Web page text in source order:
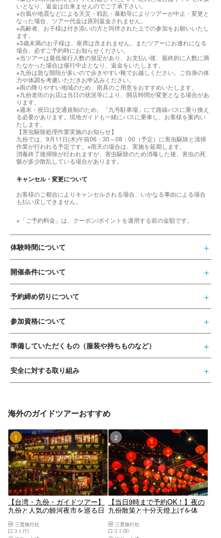
いとなり、返金は出来ませんのでご了承下さい。
※台風や地震などによる天災・戦乱・暴動等によりツアーが中止・変更と
なった場合、ツアー代金は原則返金されません。
※高齢者、お子様は付き添いの方と同伴された上での参加をお願いいたし
ます。
※3歳未満のお子様は、座席は含まれません。またツアーにお連れになる
場合、必ずご予約時にお知らせください。
※当ツアーは最低催行人数の規定があり、お支払い後、最終的に人数に満
たなかった場合は催行中止となり、返金をいたします。
※九份は急な階段が多いので歩きやすい靴でお越しください。ご自身の体
力や体調を考慮いただきお申込みください。
※雨の降りやすい地域のため、雨具のご用意をおすすめいたします。
※九份老街のお店は当日の状況等により、開店時間が変更となる場合があ
ります。
※週末・祝日は交通規制のため、「九号駐車場」にて路線バスに乗り換え
る必要があります。現地ガイドも一緒にバスに乗車し、お客様を案内い
たします。
【害虫駆除処理作業実施のお知らせ】
九份では、9月11日(木)午前06：30～08：00（予定）に害虫駆除と清掃
作業が行われる予定です。※雨天の場合は、実施を延期します。
消毒終了後掃除が行われますが、害虫駆除のため消毒した後、害虫の死
骸が多少散乱している場合があります。
キャンセル・変更について
お客様のご都合によりキャンセルされる場合、いかなる事由による場合
も払い戻しできません。
※「ご予約料金」は、クーポン/ポイントを適用する前の金額です。
体験時間について
開催条件について
予約締め切りについて
参加資格について
準備していただくもの（服装や持ちものなど）
安全に対する取り組み
海外のガイドツアーおすすめ
1位
【台湾・九份・ガイドツアー】
九份と人気の饒河夜市を巡る日
ン）三普旅行社
口コミ(1)
【当日9時まで予約OK！】夜の
九份散策と十分天燈上げを体
イントに楽しむナイトツアー＜
日本語ガイド・士林夜市やマッ
三普旅行社
口コミ(3)